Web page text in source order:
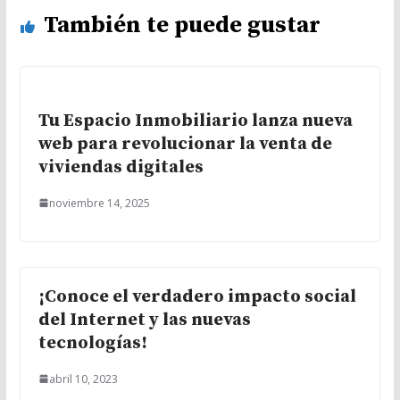
También te puede gustar
Tu Espacio Inmobiliario lanza nueva
web para revolucionar la venta de
viviendas digitales
noviembre 14, 2025
¡Conoce el verdadero impacto social
del Internet y las nuevas
tecnologías!
abril 10, 2023